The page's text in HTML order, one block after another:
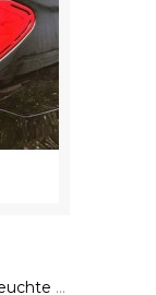
Bremsleuchte Bremslicht Rückleuchte Rücklicht rechts Mercedes Benz C-Klasse W204